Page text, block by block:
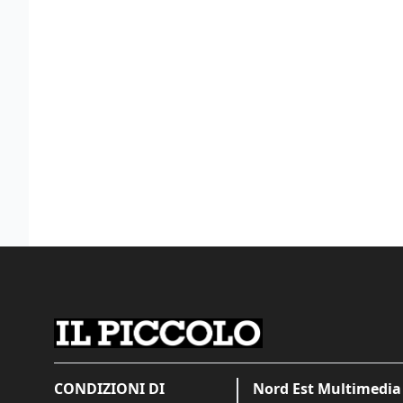
CONDIZIONI DI
Nord Est Multimedia